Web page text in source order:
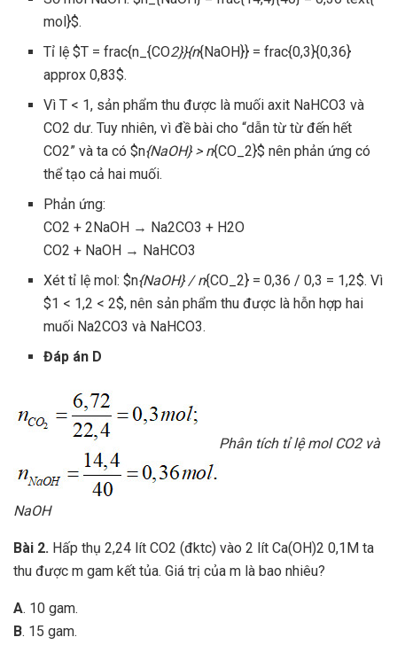
mol}$.
Tỉ lệ $T = frac{n_{CO2}}{n{NaOH}} = frac{0,3}{0,36}
approx 0,83$.
Vì T < 1, sản phẩm thu được là muối axit NaHCO3 và
CO2 dư. Tuy nhiên, vì đề bài cho “dẫn từ từ đến hết
CO2” và ta có $n{NaOH} > n{CO_2}$ nên phản ứng có
thể tạo cả hai muối.
Phản ứng:
CO2 + 2NaOH → Na2CO3 + H2O
CO2 + NaOH → NaHCO3
Xét tỉ lệ mol: $n{NaOH} / n{CO_2} = 0,36 / 0,3 = 1,2$. Vì
$1 < 1,2 < 2$, nên sản phẩm thu được là hỗn hợp hai
muối Na2CO3 và NaHCO3.
Đáp án D
Phân tích tỉ lệ mol CO2 và
NaOH
Bài 2. Hấp thụ 2,24 lít CO2 (đktc) vào 2 lít Ca(OH)2 0,1M ta
thu được m gam kết tủa. Giá trị của m là bao nhiêu?
A. 10 gam.
B. 15 gam.